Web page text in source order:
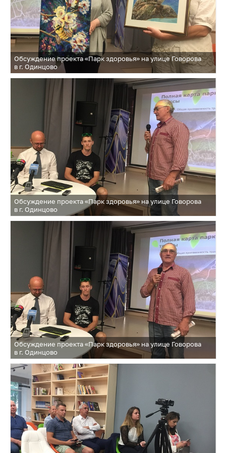
Обсуждение проекта «Парк здоровья» на улице Говорова
в г. Одинцово
Обсуждение проекта «Парк здоровья» на улице Говорова
в г. Одинцово
Обсуждение проекта «Парк здоровья» на улице Говорова
в г. Одинцово